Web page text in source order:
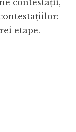
contestaţii,
etape.